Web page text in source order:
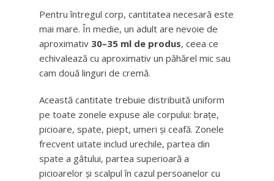
Pentru întregul corp, cantitatea necesară este
mai mare. În medie, un adult are nevoie de
aproximativ 30–35 ml de produs, ceea ce
echivalează cu aproximativ un păhărel mic sau
cam două linguri de cremă.
Această cantitate trebuie distribuită uniform
pe toate zonele expuse ale corpului: brațe,
picioare, spate, piept, umeri și ceafă. Zonele
frecvent uitate includ urechile, partea din
spate a gâtului, partea superioară a
picioarelor și scalpul în cazul persoanelor cu